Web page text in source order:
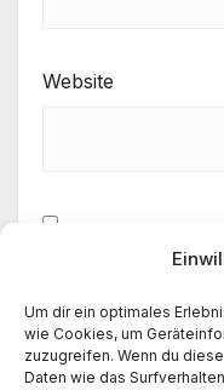
Um dir ein optimales
wie Cookies, um
zuzugreifen. Wenn du
Daten wie das
Website
Meinen Namen,
Kommentierung